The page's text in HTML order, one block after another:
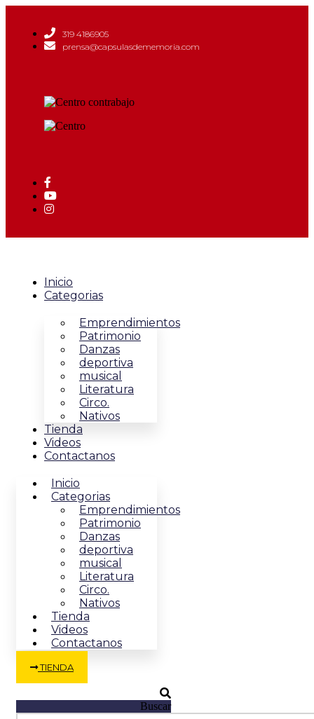
319 4186905
prensa@capsulasdememoria.com
Inicio
Categorias
Emprendimientos
Patrimonio
Danzas
deportiva
musical
Literatura
Circo.
Nativos
Tienda
Videos
Contactanos
Inicio
Categorias
Emprendimientos
Patrimonio
Danzas
deportiva
musical
Literatura
Circo.
Nativos
Tienda
Videos
Contactanos
TIENDA
Buscar